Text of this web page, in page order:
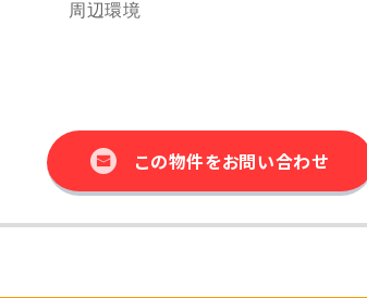
この物件をお問い合わせ